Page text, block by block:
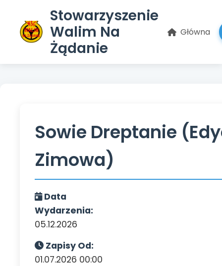
Stowarzyszenie
Walim Na
Żądanie
Główna
Sowie Dreptanie
Zimowa)
Data
Wydarzenia:
05.12.2026
Zapisy Od:
01.07.2026 00:00